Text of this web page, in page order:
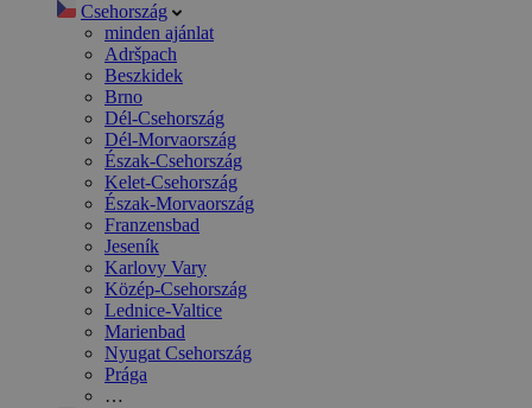
Csehország
minden ajánlat
Adršpach
Beszkidek
Brno
Dél-Csehország
Dél-Morvaország
Észak-Csehország
Kelet-Csehország
Észak-Morvaország
Franzensbad
Jeseník
Karlovy Vary
Közép-Csehország
Lednice-Valtice
Marienbad
Nyugat Csehország
Prága
…